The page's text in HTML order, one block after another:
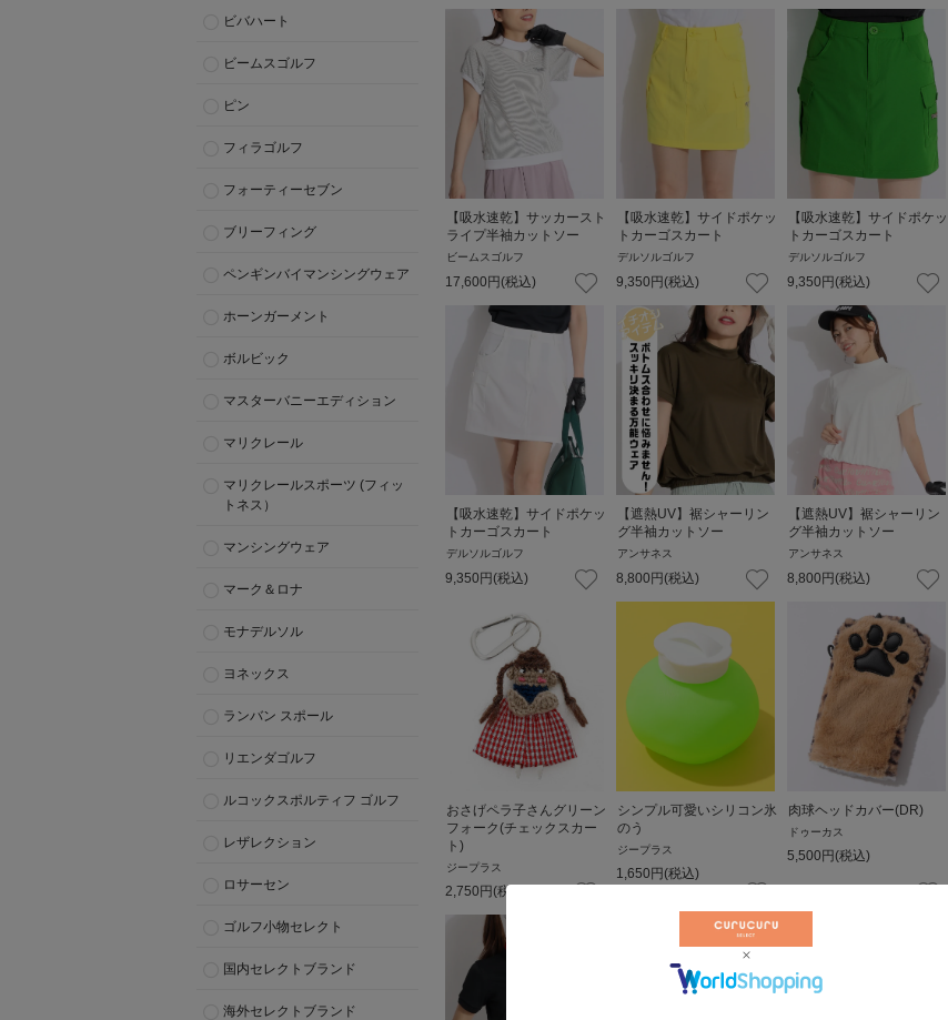
ビバハート
ビームスゴルフ
ピン
フィラゴルフ
フォーティーセブン
ブリーフィング
ペンギンバイマンシングウェア
ホーンガーメント
ボルビック
マスターバニーエディション
マリクレール
マリクレールスポーツ (フィッ
トネス）
マンシングウェア
マーク＆ロナ
モナデルソル
ヨネックス
ランバン スポール
リエンダゴルフ
ルコックスポルティフ ゴルフ
レザレクション
ロサーセン
ゴルフ小物セレクト
国内セレクトブランド
海外セレクトブランド
【吸水速乾】サッカースト
ライプ半袖カットソー
ビームスゴルフ
17,600円(税込)
【吸水速乾】サイドポケッ
トカーゴスカート
デルソルゴルフ
9,350円(税込)
【吸水速乾】サイドポケッ
トカーゴスカート
デルソルゴルフ
9,350円(税込)
【吸水速乾】サイドポケッ
トカーゴスカート
デルソルゴルフ
9,350円(税込)
【遮熱UV】裾シャーリン
グ半袖カットソー
アンサネス
8,800円(税込)
【遮熱UV】裾シャーリン
グ半袖カットソー
アンサネス
8,800円(税込)
おさげペラ子さんグリーン
フォーク(チェックスカー
ト)
ジープラス
2,750 円(税込)
シンプル可愛いシリコン氷
のう
ジープラス
1,650 円(税込)
肉球ヘッドカバー(DR)
ドゥーカス
5,500 円(税込)